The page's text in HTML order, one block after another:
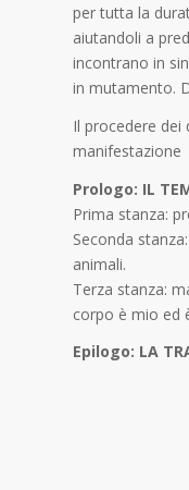
per tutta la
aiutandoli a
incontrano in
in mutamento.
Il procedere dei
manifestazione
Prologo: IL
Prima stanza:
Seconda
animali.
Terza stanza:
corpo è mio ed
Epilogo: LA